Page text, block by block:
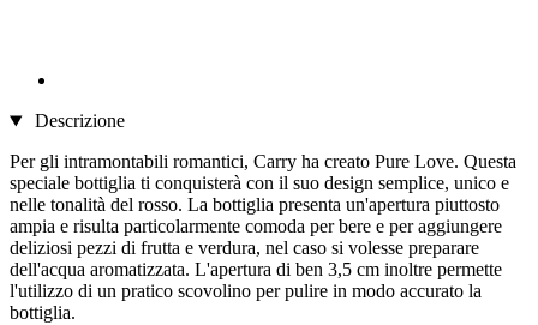
Descrizione
Per gli intramontabili romantici, Carry ha creato Pure Love. Questa
speciale bottiglia ti conquisterà con il suo design semplice, unico e
nelle tonalità del rosso. La bottiglia presenta un'apertura piuttosto
ampia e risulta particolarmente comoda per bere e per aggiungere
deliziosi pezzi di frutta e verdura, nel caso si volesse preparare
dell'acqua aromatizzata. L'apertura di ben 3,5 cm inoltre permette
l'utilizzo di un pratico scovolino per pulire in modo accurato la
bottiglia.